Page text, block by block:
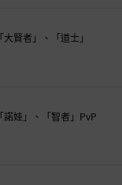
大賢者」、「道士」
諾娃」、「智者」PvP